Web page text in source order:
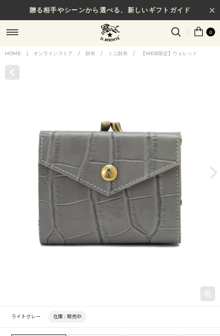
贈る相手やシーンから選べる、新しいギフトガイド
0
HOME | オンラインストア / 財布 / ミニ財布 / 【WEB限定】ウォレット
ライトグレー 在庫 : 販売中